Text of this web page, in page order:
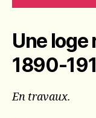
Une
1890-
En travaux.